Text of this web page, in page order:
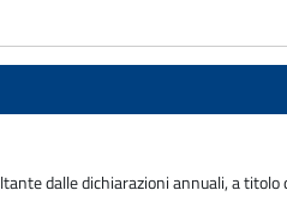
dalle dichiarazioni annuali, a